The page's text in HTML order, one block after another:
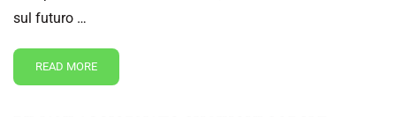
sul futuro …
READ MORE